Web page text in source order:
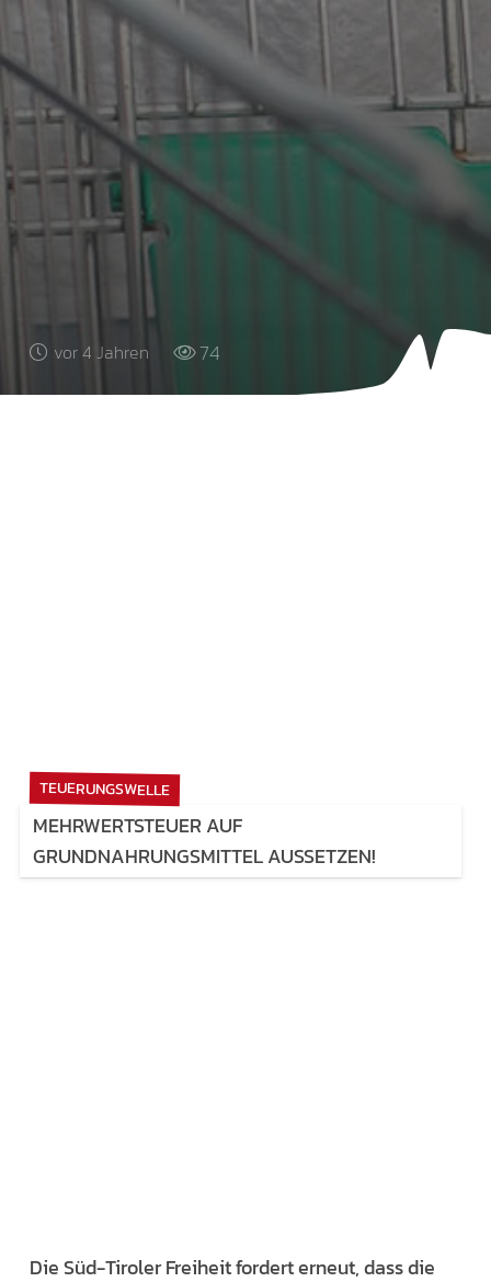
vor 4 Jahren 74
TEUERUNGSWELLE
MEHRWERTSTEUER AUF
GRUNDNAHRUNGSMITTEL AUSSETZEN!
Die Süd-Tiroler Freiheit fordert erneut, dass die